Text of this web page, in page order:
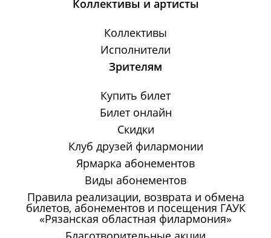
Коллективы и артисты
Коллективы
Исполнители
Зрителям
Купить билет
Билет онлайн
Скидки
Клуб друзей филармонии
Ярмарка абонементов
Виды абонементов
Правила реализации, возврата и обмена
билетов, абонементов и посещения ГАУК
«Рязанская областная филармония»